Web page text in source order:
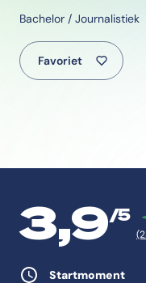
Bachelor / Journalistiek
Favoriet
Studie
Startmoment
3,9/5